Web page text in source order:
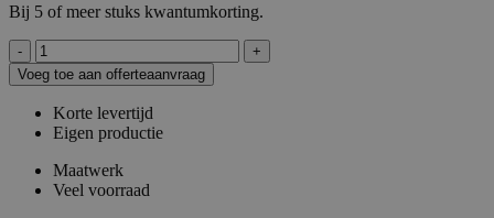
Bij 5 of meer stuks kwantumkorting.
Wand
HxB190x104cm
helder
kanaalplaat
op
voeten
aantal
Voeg toe aan offerteaanvraag
Korte levertijd
Eigen productie
Maatwerk
Veel voorraad